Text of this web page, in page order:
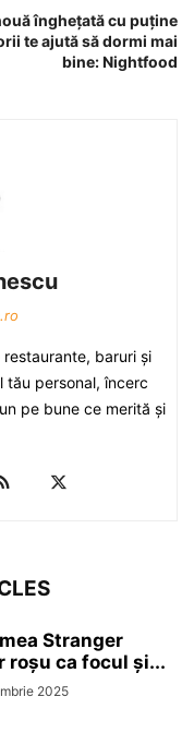
îngheţată cu puţine
te ajută să dormi mai
bine: Nightfood
baruri şi
tău personal, încerc
pe bune ce merită şi
Stranger
roșu ca focul și...
2025